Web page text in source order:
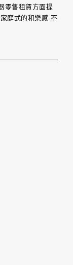
零售租賃方面提
庭式的和樂感 不